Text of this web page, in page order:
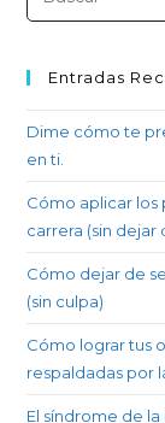
Entradas
Dime cómo te
en ti.
Cómo aplicar los
carrera (sin dejar
Cómo dejar de
(sin culpa)
Cómo lograr tus
respaldadas por
El síndrome de